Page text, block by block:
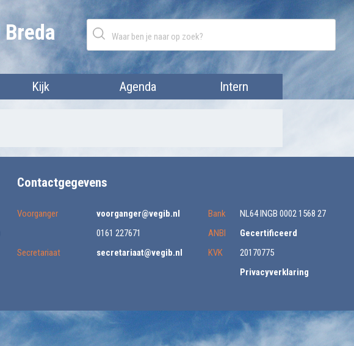
Breda
Kijk Agenda Intern
Contactgegevens
Voorganger
voorganger@vegib.nl
0161 227671
Secretariaat
secretariaat@vegib.nl
Bank
NL64 INGB 0002 1568 27
ANBI
Gecertificeerd
KVK
20170775
Privacyverklaring